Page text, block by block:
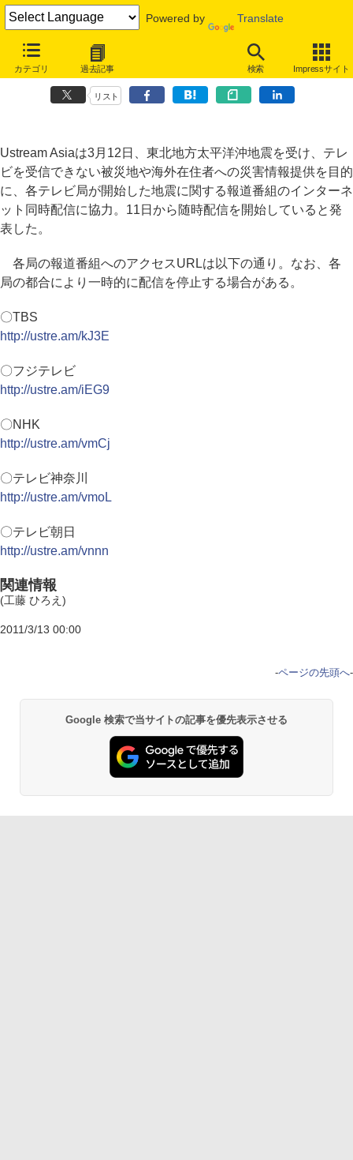
Powered by Translate
カテゴリ 過去記事 検索 Impressサイト
Ustream Asia、民放TV各局の東北地方太平洋沖地震報道番組を同時配
リスト
Ustream Asiaは3月12日、東北地方太平洋沖地震を受け、テレ
ビを受信できない被災地や海外在住者への災害情報提供を目的
に、各テレビ局が開始した地震に関する報道番組のインターネ
ット同時配信に協力。11日から随時配信を開始していると発
表した。
各局の報道番組へのアクセスURLは以下の通り。なお、各
局の都合により一時的に配信を停止する場合がある。
〇TBS
http://ustre.am/kJ3E
〇フジテレビ
http://ustre.am/iEG9
〇NHK
http://ustre.am/vmCj
〇テレビ神奈川
http://ustre.am/vmoL
〇テレビ朝日
http://ustre.am/vnnn
関連情報
(工藤 ひろえ)
2011/3/13 00:00
-ページの先頭へ-
Google 検索で当サイトの記事を優先表示させる